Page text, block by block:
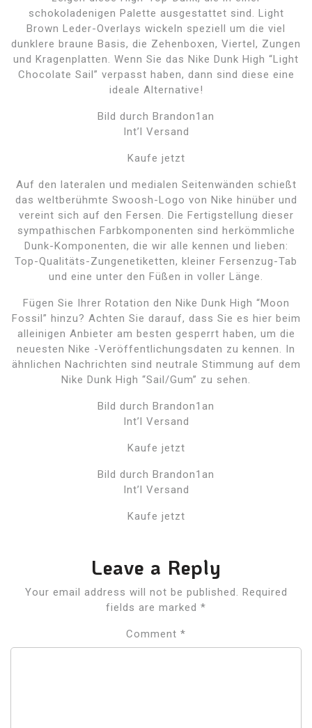
schokoladenigen Palette ausgestattet sind. Light
Brown Leder-Overlays wickeln speziell um die viel
dunklere braune Basis, die Zehenboxen, Viertel, Zungen
und Kragenplatten. Wenn Sie das Nike Dunk High “Light
Chocolate Sail” verpasst haben, dann sind diese eine
ideale Alternative!
Bild durch Brandon1an
Int’l Versand
Kaufe jetzt
Auf den lateralen und medialen Seitenwänden schießt
das weltberühmte Swoosh-Logo von Nike hinüber und
vereint sich auf den Fersen. Die Fertigstellung dieser
sympathischen Farbkomponenten sind herkömmliche
Dunk-Komponenten, die wir alle kennen und lieben:
Top-Qualitäts-Zungenetiketten, kleiner Fersenzug-Tab
und eine unter den Füßen in voller Länge.
Fügen Sie Ihrer Rotation den Nike Dunk High “Moon
Fossil” hinzu? Achten Sie darauf, dass Sie es hier beim
alleinigen Anbieter am besten gesperrt haben, um die
neuesten Nike -Veröffentlichungsdaten zu kennen. In
ähnlichen Nachrichten sind neutrale Stimmung auf dem
Nike Dunk High “Sail/Gum” zu sehen.
Bild durch Brandon1an
Int’l Versand
Kaufe jetzt
Bild durch Brandon1an
Int’l Versand
Kaufe jetzt
Leave a Reply
Your email address will not be published.
Required
fields are marked *
Comment *